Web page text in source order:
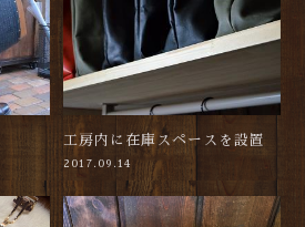
工房内に在庫スペースを設置
2017.09.14